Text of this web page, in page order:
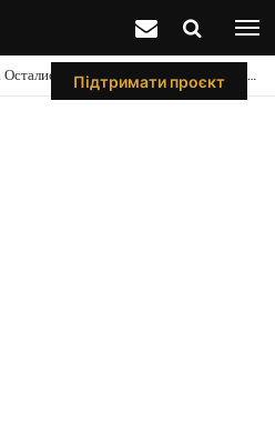
Підтримати проєкт
После Того, Как Бакта-Камера Полностью Исцелила Его